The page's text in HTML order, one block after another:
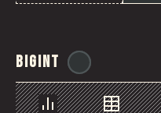
BigInt